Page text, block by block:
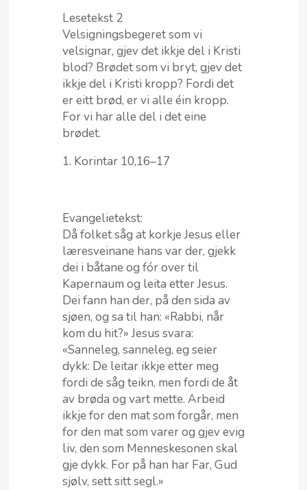
Lesetekst 2
Velsigningsbegeret som vi
velsignar, gjev det ikkje del i Kristi
blod? Brødet som vi bryt, gjev det
ikkje del i Kristi kropp? Fordi det
er eitt brød, er vi alle éin kropp.
For vi har alle del i det eine
brødet.
1. Korintar 10,16–17
Evangelietekst:
Då folket såg at korkje Jesus eller
læresveinane hans var der, gjekk
dei i båtane og fór over til
Kapernaum og leita etter Jesus.
Dei fann han der, på den sida av
sjøen, og sa til han: «Rabbi, når
kom du hit?» Jesus svara:
«Sanneleg, sanneleg, eg seier
dykk: De leitar ikkje etter meg
fordi de såg teikn, men fordi de åt
av brøda og vart mette. Arbeid
ikkje for den mat som forgår, men
for den mat som varer og gjev evig
liv, den som Menneskesonen skal
gje dykk. For på han har Far, Gud
sjølv, sett sitt segl.»